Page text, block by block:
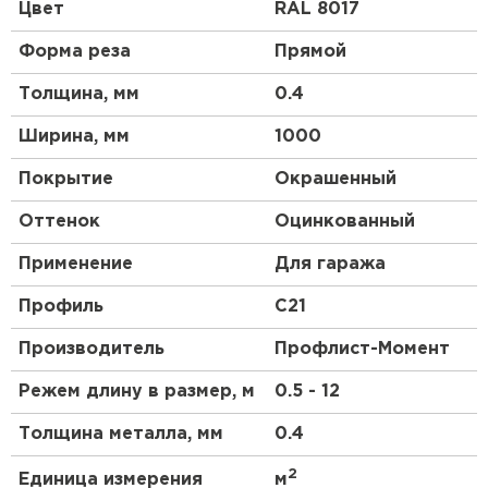
стандартные размеры ширины, но иногда
конкретных проектов. Такие нестандартные
размеры ширины могут быть связаны с
требованиями дизайна , функциональности или
особенностями конструкции. В таком случае,
профнастил с нестандартной шириной лучшее
решение.
Применение профнастила С21 с
нестандартной шириной
Кровельные покрытия. Благодаря его
нестандартной ширине можно создавать
оригинальные и красивые крыши и фасады,
которые будут выделяться на фоне
стандартных решений.
Фасадные облицовки. Профнастил С21 также
Цвет RAL 8017
Форма реза Прямой
Толщина, мм 0.4
Ширина, мм 1000
Покрытие Окрашенный
Оттенок Оцинкованный
Применение Для гаража
Профиль C21
Производитель Профлист-Момент
Режем длину в размер, м 0.5 - 12
Толщина металла, мм 0.4
Единица измерения м2